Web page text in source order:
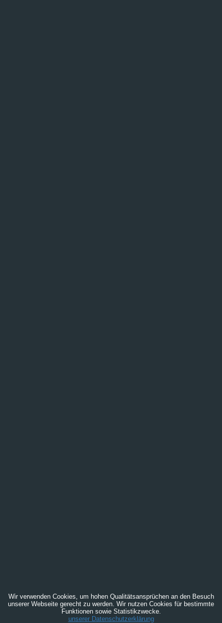
Wir verwenden Cookies, um hohen Qualitätsansprüchen an den Besuch
unserer Webseite gerecht zu werden. Wir nutzen Cookies für bestimmte
Funktionen sowie Statistikzwecke.
unserer Datenschutzerklärung